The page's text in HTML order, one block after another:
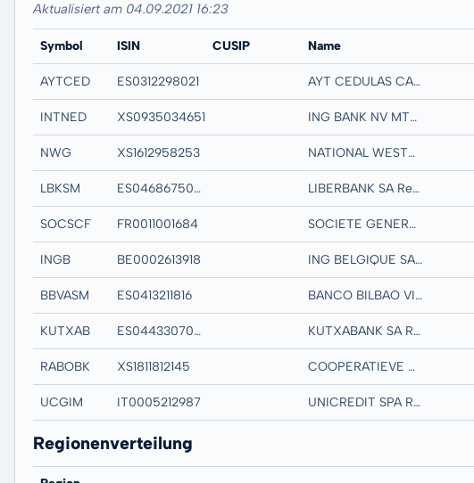
Aktualisiert am 04.09.2021 16:23
Symbol ISIN CUSIP Name
AYTCED ES0312298021 AYT CEDULAS CAJAS GLOBAL
INTNED XS0935034651 ING BANK NV MTN RegS
NWG XS1612958253 NATIONAL WESTMINSTER BANK PLC MTN RegS
LBKSM ES0468675030 LIBERBANK SA RegS
SOCSCF FR0011001684 SOCIETE GENERALE SCF MTN RegS
INGB BE0002613918 ING BELGIQUE SA RegS
BBVASM ES0413211816 BANCO BILBAO VIZCAYA ARGENTARIA SA
KUTXAB ES0443307063 KUTXABANK SA RegS
RABOBK XS1811812145 COOPERATIEVE RABOBANK UA MTN RegS
UCGIM IT0005212987 UNICREDIT SPA RegS
Regionenverteilung